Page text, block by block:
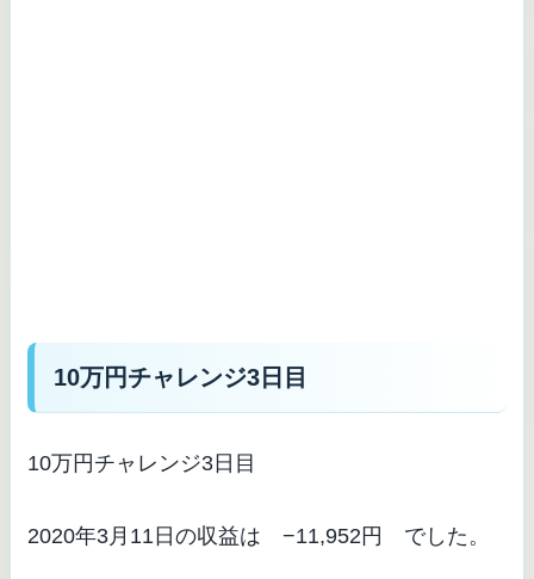
10万円チャレンジ3日目
10万円チャレンジ3日目
2020年3月11日の収益は −11,952円 でした。